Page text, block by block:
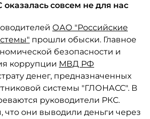
совсем не для нас
ОАО "Российские
прошли обыски. Главное
безопасности и
коррупции МВД РФ
денег, предназначенных
системы "ГЛОНАСС". В
руководители РКС.
что они выводили деньги через